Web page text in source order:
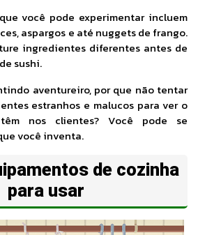
você pode experimentar incluem
aspargos e até nuggets de frango.
ingredientes diferentes antes de
sushi.
aventureiro, por que não tentar
estranhos e malucos para ver o
nos clientes? Você pode se
você inventa.
de cozinha
para usar